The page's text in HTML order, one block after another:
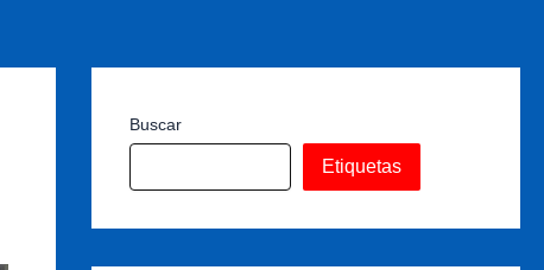
Buscar
Etiquetas